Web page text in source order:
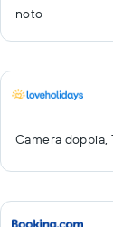
noto
Camera